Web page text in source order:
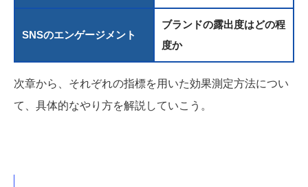
SNSのエンゲージメント
ブランドの露出度はどの程
度か
次章から、それぞれの指標を用いた効果測定方法につい
て、具体的なやり方を解説していこう。